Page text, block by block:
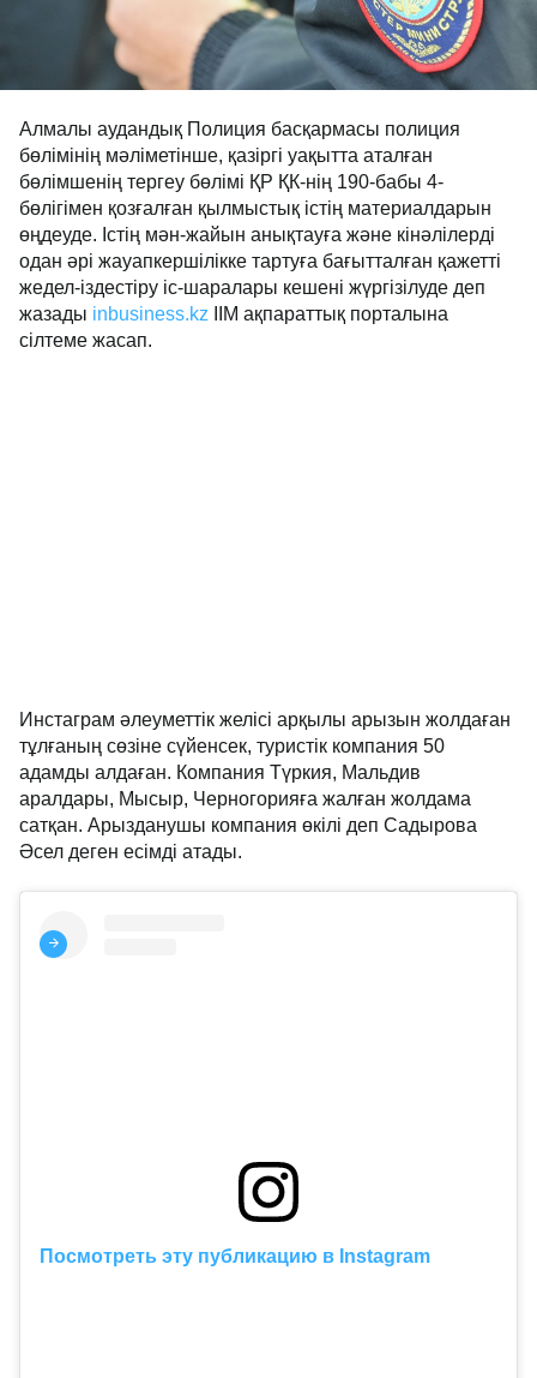
Алмалы аудандық Полиция басқармасы полиция
бөлімінің мәліметінше, қазіргі уақытта аталған
бөлімшенің тергеу бөлімі ҚР ҚК-нің 190-бабы 4-
бөлігімен қозғалған қылмыстық істің материалдарын
өңдеуде. Істің мән-жайын анықтауға және кінәлілерді
одан әрі жауапкершілікке тартуға бағытталған қажетті
жедел-іздестіру іс-шаралары кешені жүргізілуде деп
жазады inbusiness.kz
ІІМ ақпараттық порталына
сілтеме жасап.
Инстаграм әлеуметтік желісі арқылы арызын жолдаған
тұлғаның сөзіне сүйенсек, туристік компания 50
адамды алдаған. Компания Түркия, Мальдив
аралдары, Мысыр, Черногорияға жалған жолдама
сатқан. Арызданушы компания өкілі деп Садырова
Әсел деген есімді атады.
Посмотреть эту публикацию в Instagram